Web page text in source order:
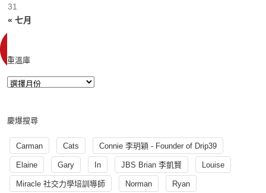
« 七月
31
重溫庫
慶爆搜尋
Carman Cats Connie 李玥穎 - Founder of Drip39
Elaine Gary In JBS Brian 李凱賢 Louise
Miracle 社交力學培訓導師 Norman Ryan